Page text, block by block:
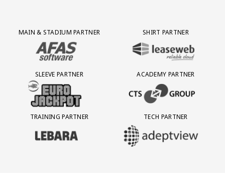
Partner Logos Grid
MAIN & STADIUM PARTNER
BEZOEK ONZE MAIN & STADIUM PARTNER AFAS SOFTWARE
SHIRT PARTNER
BEZOEK ONZE SHIRT PARTNER
SLEEVE PARTNER
BEZOEK ONZE SLEEVE PARTNER EUROJACKPOT
ACADEMY PARTNER
BEZOEK ONZE ACADEMY
TRAINING PARTNER
BEZOEK ONZE TRAINING PARTNER LEBARA
TECH PARTNER
BEZOEK ONZE TECH PARTNER